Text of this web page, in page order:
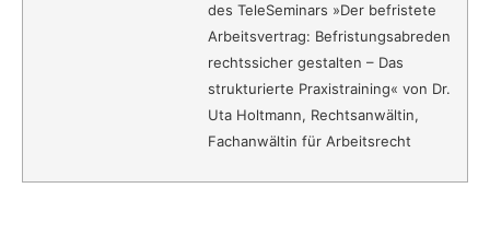
des TeleSeminars »Der befristete
Arbeitsvertrag: Befristungsabreden
rechtssicher gestalten – Das
strukturierte Praxistraining« von Dr.
Uta Holtmann, Rechtsanwältin,
Fachanwältin für Arbeitsrecht